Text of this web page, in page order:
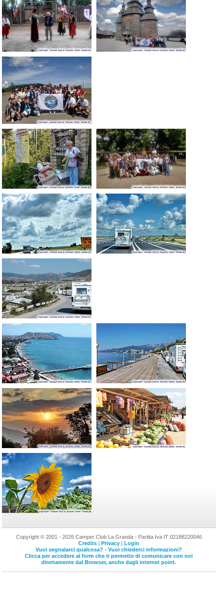
Copyright © 2001 - 2026 Camper Club La Granda - Partita Iva IT 02188220046
Credits |Privacy |Login
Vuoi segnalarci qualcosa? - Vuoi chiederci informazioni?
Clicca per accedere al form che ti permette di comunicare con noi
direttamente dal Browser, anche dagli internet point.